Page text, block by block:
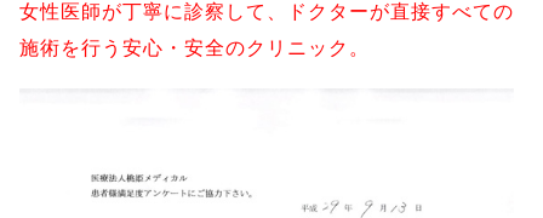
女性医師が丁寧に診察して、ドクターが直接すべての
施術を行う安心・安全のクリニック。